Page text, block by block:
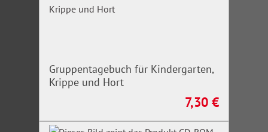
Gruppentagebuch für Kindergarten,
Krippe und Hort
Regulärer Preis:
7,30 €